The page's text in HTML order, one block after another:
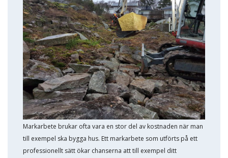
Markarbete brukar ofta vara en stor del av kostnaden när man
till exempel ska bygga hus. Ett markarbete som utförts på ett
professionellt sätt ökar chanserna att till exempel ditt